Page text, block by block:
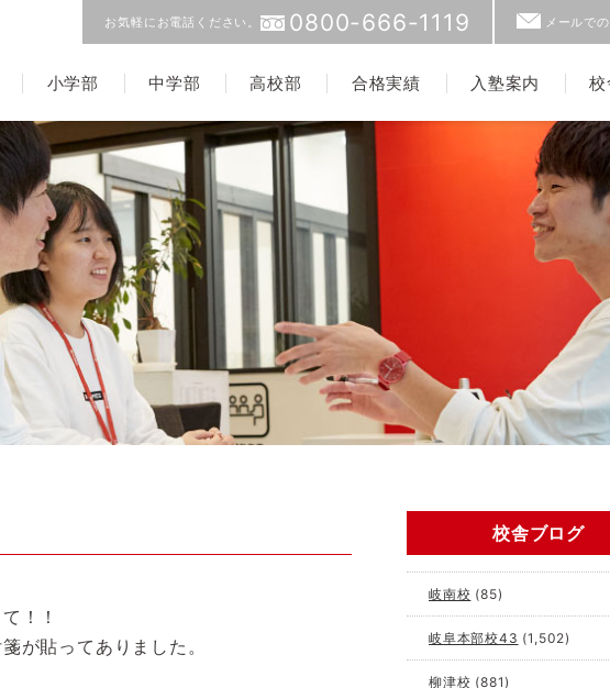
小学部 中学部 高校部 合格実績 入塾案内 校
お気軽にお電話ください。 0800-666-1119 メールで
！！
が貼ってありました。
校舎ブログ
岐南校 (85)
岐阜本部校43 (1,502)
柳津校 (881)